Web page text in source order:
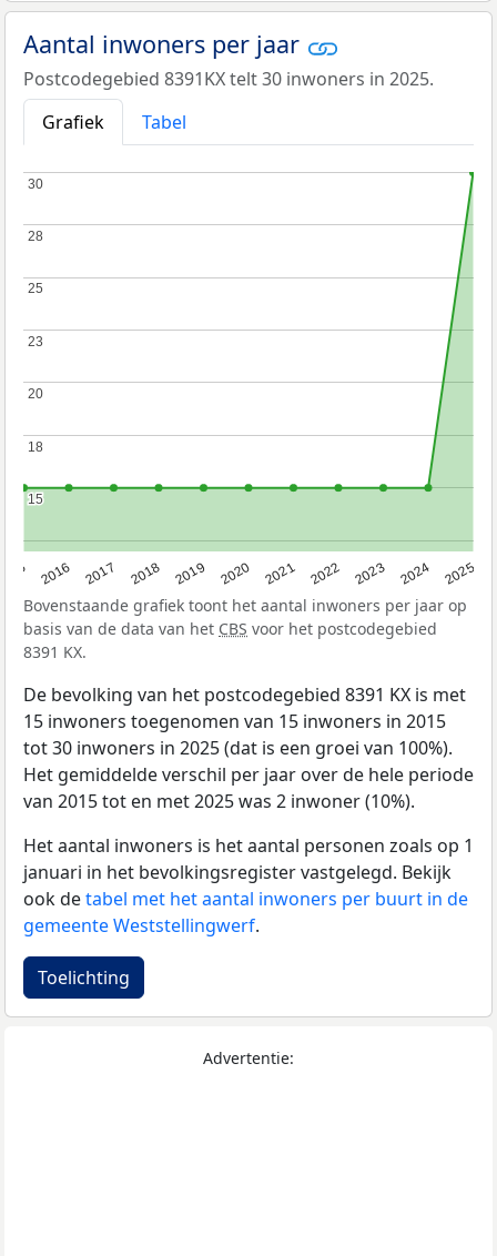
Aantal inwoners per jaar
Postcodegebied 8391KX telt 30 inwoners in 2025.
Grafiek
Tabel
2016 2017 2018 2019 2020 2021 2022 2023 2024 2025
15
15
18
18
20
20
23
23
25
25
28
28
30
30
Bovenstaande grafiek toont het aantal inwoners per jaar op
basis van de data van het CBS voor het postcodegebied
8391 KX.
De bevolking van het postcodegebied 8391 KX is met
15 inwoners toegenomen van 15 inwoners in 2015
tot 30 inwoners in 2025 (dat is een groei van 100%).
Het gemiddelde verschil per jaar over de hele periode
van 2015 tot en met 2025 was 2 inwoner (10%).
Het aantal inwoners is het aantal personen zoals op 1
januari in het bevolkingsregister vastgelegd. Bekijk
ook detabel met het aantal inwoners per buurt in de
gemeente Weststellingwerf.
Toelichting
Advertentie: